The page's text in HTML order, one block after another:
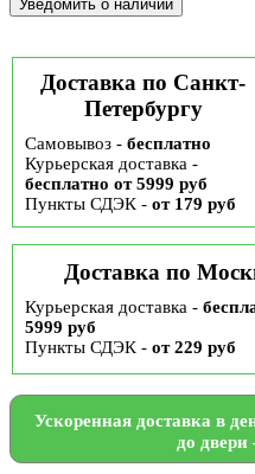
Доставка по Санкт-
Петербургу
Самовывоз - бесплатно
Курьерская доставка -
бесплатно от 5999 руб
Пункты СДЭК - от 179 руб
Доставка по
Курьерская доставка -
5999 руб
Пункты СДЭК - от 229 руб
Ускоренная доставка в
до двери